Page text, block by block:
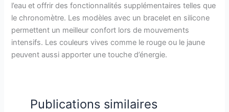
l’eau et offrir des fonctionnalités supplémentaires telles que
le chronomètre. Les modèles avec un bracelet en silicone
permettent un meilleur confort lors de mouvements
intensifs. Les couleurs vives comme le rouge ou le jaune
peuvent aussi apporter une touche d’énergie.
Publications similaires